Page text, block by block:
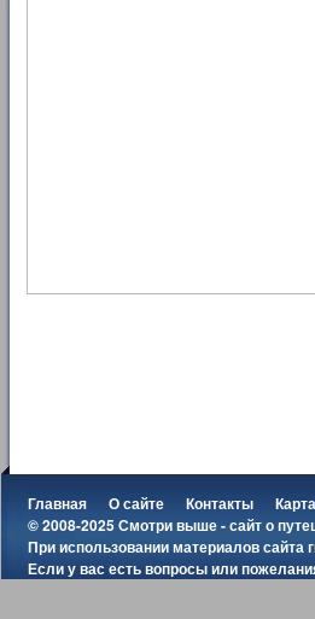
Главная О сайте Контакты
© 2008-2025 Смотри выше - сайт о
При использовании материалов сайта
Если у вас есть вопросы или